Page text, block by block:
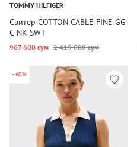
TOMMY HILFIGER
Свитер COTTON CABLE FINE GG
C-NK SWT
967 600 сум 2 419 000 сум
-60%